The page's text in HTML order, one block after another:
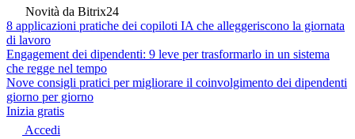
Novità da Bitrix24
8 applicazioni pratiche dei copiloti IA che alleggeriscono la giornata
di lavoro
Engagement dei dipendenti: 9 leve per trasformarlo in un sistema
che regge nel tempo
Nove consigli pratici per migliorare il coinvolgimento dei dipendenti
giorno per giorno
Inizia gratis
Accedi